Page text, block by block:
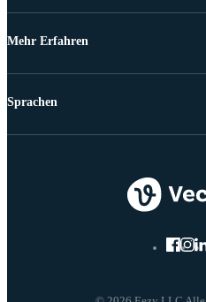
Mehr Erfahren
Sprachen